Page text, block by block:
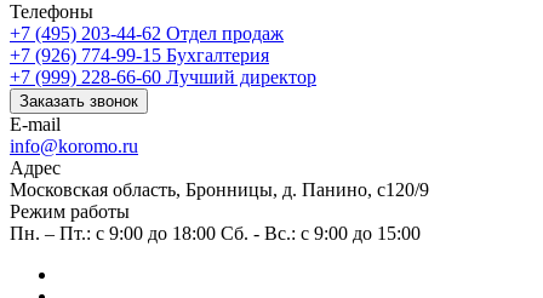
Телефоны
+7 (495) 203-44-62 Отдел продаж
+7 (926) 774-99-15 Бухгалтерия
+7 (999) 228-66-60 Лучший директор
Заказать звонок
E-mail
info@koromo.ru
Адрес
Московская область, Бронницы, д. Панино, с120/9
Режим работы
Пн. – Пт.: с 9:00 до 18:00 Сб. - Вс.: с 9:00 до 15:00